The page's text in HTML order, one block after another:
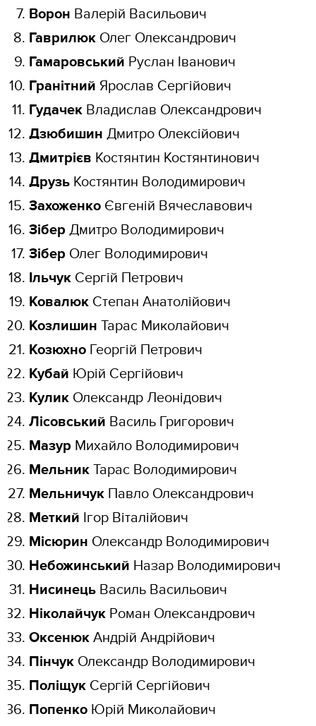
Ворон Валерій Васильович
Гаврилюк Олег Олександрович
Гамаровський Руслан Іванович
Гранітний Ярослав Сергійович
Гудачек Владислав Олександрович
Дзюбишин Дмитро Олексійович
Дмитрієв Костянтин Костянтинович
Друзь Костянтин Володимирович
Захоженко Євгеній Вячеславович
ЗіберДмитро Володимирович
Зібер Олег Володимирович
Ільчук Сергій Петрович
Ковалюк Степан Анатолійович
Козлишин Тарас Миколайович
Козюхно Георгій Петрович
Кубай Юрій Сергійович
Кулик Олександр Леонідович
Лісовський Василь Григорович
Мазур Михайло Володимирович
Мельник Тарас Володимирович
Мельничук Павло Олександрович
Меткий Ігор Віталійович
Місюрин Олександр Володимирович
Небожинський Назар Володимирович
Нисинець Василь Васильович
Ніколайчук Роман Олександрович
Оксенюк Андрій Андрійович
Пінчук Олександр Володимирович
Поліщук Сергій Сергійович
Попенко Юрій Миколайович